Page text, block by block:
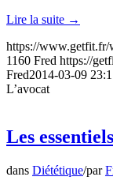
Lire la suite →
https://www.getfit.fr/
1160 Fred https://
Fred2014-03-09
L’avocat
Les
dans Diététique/par